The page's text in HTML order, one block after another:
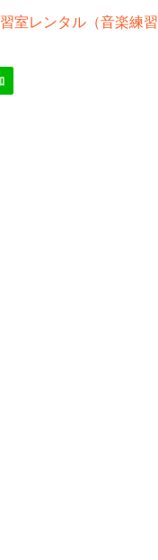
室レンタル（音楽練習